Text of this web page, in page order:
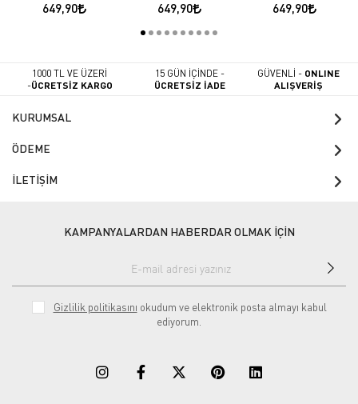
649,90 649,90 649,90
1000 TL VE ÜZERİ
-ÜCRETSİZ KARGO
15 GÜN İÇİNDE -
ÜCRETSİZ İADE
GÜVENLİ - ONLINE
ALIŞVERİŞ
KURUMSAL
ÖDEME
İLETİŞİM
KAMPANYALARDAN HABERDAR OLMAK İÇİN
Gizlilik politikasını okudum ve elektronik posta almayı kabul
ediyorum.